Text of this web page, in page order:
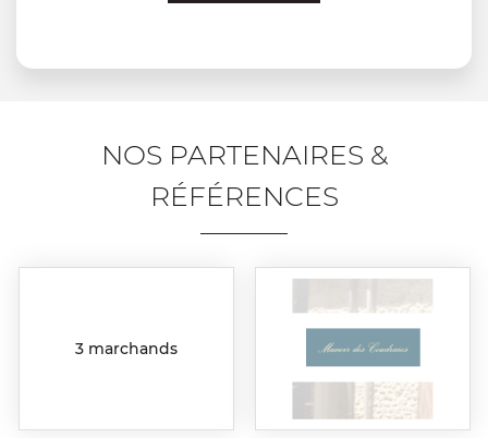
NOS PARTENAIRES &
RÉFÉRENCES
3 marchands